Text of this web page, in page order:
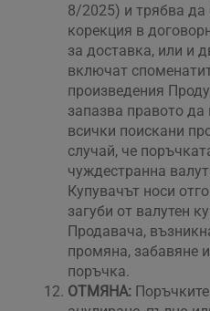
8/2025) и трябва да
корекция в
за доставка, или и
включат
произведения
запазва правото
всички поискани
случай, че
чуждестранна
Купувачът носи
загуби от валутен
Продавача,
промяна, забавяне
поръчка.
ОТМЯНА: